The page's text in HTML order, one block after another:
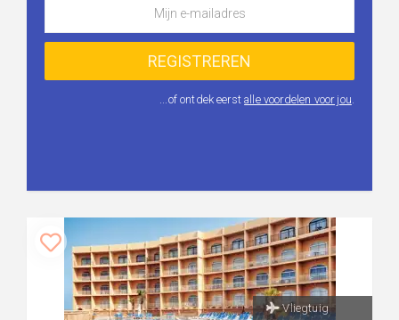
...of ontdek eerstalle voordelen voor jou.
Vliegtuig